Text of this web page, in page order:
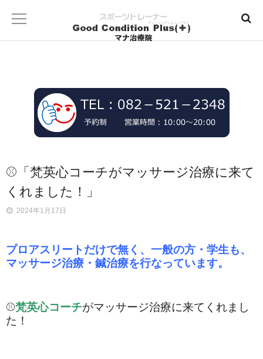
⚾️「梵英心コーチがマッサージ治療に来て
くれました！」
2024年1月17日
プロアスリートだけで無く、一般の方・学生も、
マッサージ治療・鍼治療を行なっています。
⚾️梵英心コーチがマッサージ治療に来てくれまし
た！